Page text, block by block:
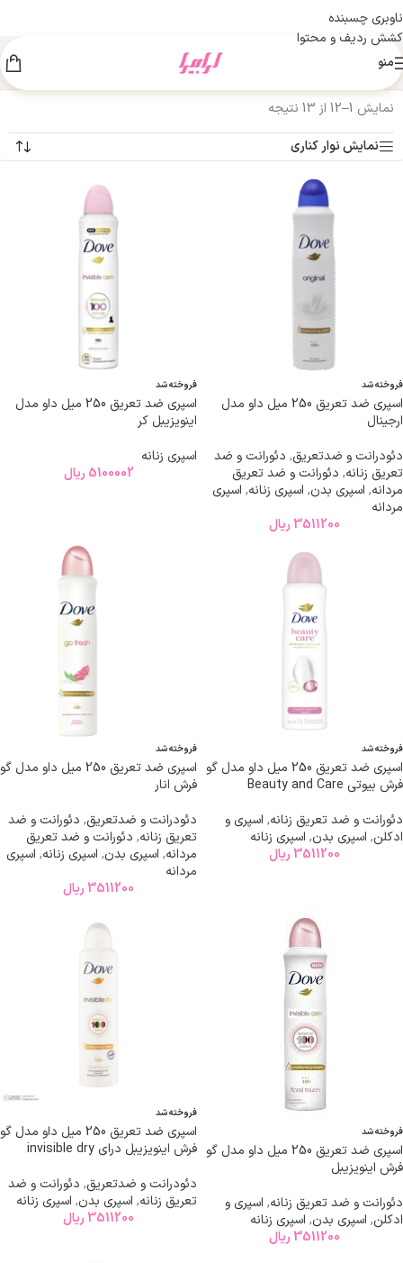
ناوبری چسبنده
کشش ردیف و محتوا
منو
نمایش 1–12 از 13 نتیجه
نمایش نوار کناری
فروخته شد
اسپری ضد تعریق 250 میل داو مدل
ارجینال
دئودرانت و ضدتعریق, دئورانت و ضد
تعریق زنانه, دئورانت و ضد تعریق
مردانه, اسپری بدن, اسپری زنانه, اسپری
مردانه
3511200 ریال
فروخته شد
اسپری ضد تعریق 250 میل داو مدل
اینویزیبل کر
اسپری زنانه
5100002 ریال
فروخته شد
اسپری ضد تعریق 250 میل داو مدل گو
فرش بیوتی Beauty and Care
دئورانت و ضد تعریق زنانه, اسپری و
ادکلن, اسپری بدن, اسپری زنانه
3511200 ریال
فروخته شد
اسپری ضد تعریق 250 میل داو مدل گو
فرش انار
دئودرانت و ضدتعریق, دئورانت و ضد
تعریق زنانه, دئورانت و ضد تعریق
مردانه, اسپری بدن, اسپری زنانه, اسپری
مردانه
3511200 ریال
فروخته شد
اسپری ضد تعریق 250 میل داو مدل گو
فرش اینویزیبل
دئورانت و ضد تعریق زنانه, اسپری و
ادکلن, اسپری بدن, اسپری زنانه
3511200 ریال
فروخته شد
اسپری ضد تعریق 250 میل داو مدل گو
فرش اینویزیبل درای invisible dry
دئودرانت و ضدتعریق, دئورانت و ضد
تعریق زنانه, اسپری بدن, اسپری زنانه
3511200 ریال